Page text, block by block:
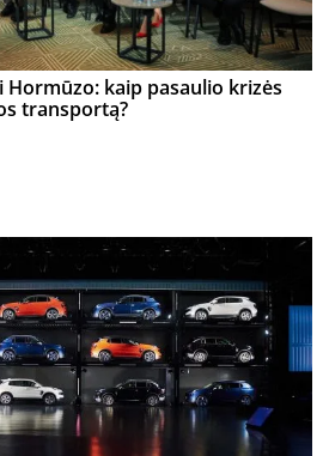
Hormūzo: kaip pasaulio krizės
transportą?